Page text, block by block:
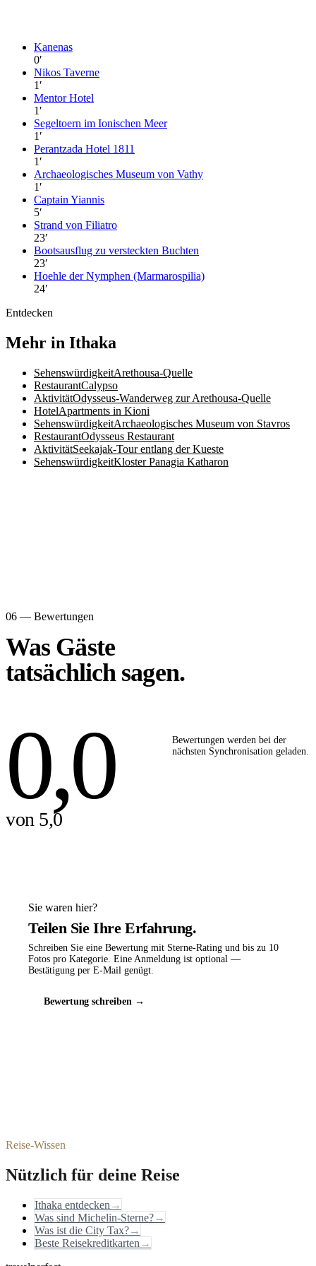
Kanenas
0′
Nikos Taverne
1′
Mentor Hotel
1′
Segeltoern im Ionischen Meer
1′
Perantzada Hotel 1811
1′
Archaeologisches Museum von Vathy
1′
Captain Yiannis
5′
Strand von Filiatro
23′
Bootsausflug zu versteckten Buchten
23′
Hoehle der Nymphen (Marmarospilia)
24′
Entdecken
Mehr in Ithaka
SehenswürdigkeitArethousa-Quelle
RestaurantCalypso
AktivitätOdysseus-Wanderweg zur Arethousa-Quelle
HotelApartments in Kioni
SehenswürdigkeitArchaeologisches Museum von Stavros
RestaurantOdysseus Restaurant
AktivitätSeekajak-Tour entlang der Kueste
SehenswürdigkeitKloster Panagia Katharon
06 — Bewertungen
Was Gäste
tatsächlich sagen.
0,0
von 5,0
Bewertungen werden bei der
nächsten Synchronisation geladen.
Sie waren hier?
Teilen Sie Ihre Erfahrung.
Schreiben Sie eine Bewertung mit Sterne-Rating und bis zu 10
Fotos pro Kategorie. Eine Anmeldung ist optional —
Bestätigung per E-Mail genügt.
Bewertung schreiben →
Reise-Wissen
Nützlich für deine Reise
Ithaka entdecken →
Was sind Michelin-Sterne?→
Was ist die City Tax?→
Beste Reisekreditkarten →